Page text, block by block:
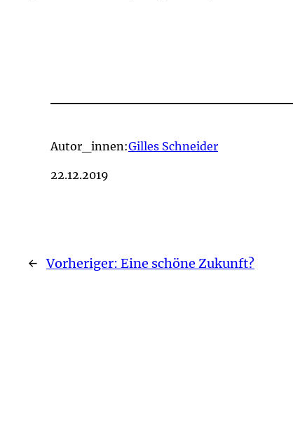
Autor_innen:Gilles Schneider
22.12.2019
← Vorheriger: Eine schöne Zukunft?